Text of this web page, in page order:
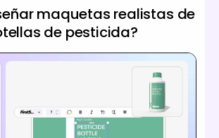
maquetas realistas de
de pesticida?